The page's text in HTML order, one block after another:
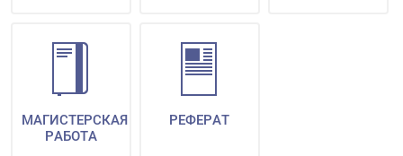
МАГИСТЕРСКАЯ
РАБОТА
РЕФЕРАТ